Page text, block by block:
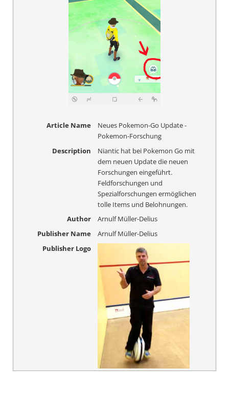
Article Name
Neues Pokemon-Go Update -
Pokemon-Forschung
Description
Niantic hat bei Pokemon Go mit
dem neuen Update die neuen
Forschungen eingeführt.
Feldforschungen und
Spezialforschungen ermöglichen
tolle Items und Belohnungen.
Author
Arnulf Müller-Delius
Publisher Name
Arnulf Müller-Delius
Publisher Logo